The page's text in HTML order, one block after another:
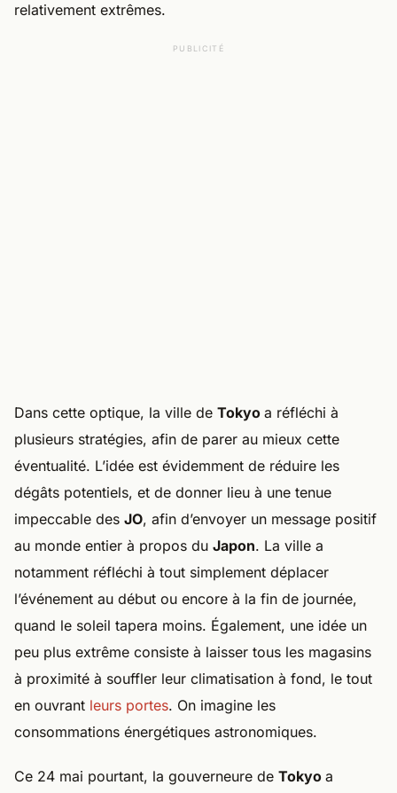
relativement extrêmes.
PUBLICITÉ
Dans cette optique, la ville de Tokyo a réfléchi à
plusieurs stratégies, afin de parer au mieux cette
éventualité. L’idée est évidemment de réduire les
dégâts potentiels, et de donner lieu à une tenue
impeccable des JO, afin d’envoyer un message positif
au monde entier à propos du Japon. La ville a
notamment réfléchi à tout simplement déplacer
l’événement au début ou encore à la fin de journée,
quand le soleil tapera moins. Également, une idée un
peu plus extrême consiste à laisser tous les magasins
à proximité à souffler leur climatisation à fond, le tout
en ouvrant leurs portes. On imagine les
consommations énergétiques astronomiques.
Ce 24 mai pourtant, la gouverneure de Tokyo a